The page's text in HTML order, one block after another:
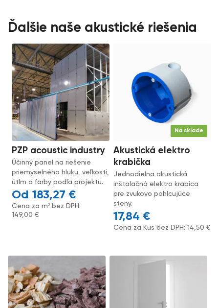
Ďalšie naše akustické riešenia
PZP acoustic industry
Účinný panel na riešenie
priemyselného hluku, veľkosti,
útlm a farby podľa projektu.
183,27 €
Cena za m² bez DPH:
149,00€
Na sklade
Akustická elektro
krabička
Jednodielna akustická
inštalačná elektro krabica
pre zvukovo pohlcujúce
steny.
17,84 €
Cena za Kus bez DPH:14,50€